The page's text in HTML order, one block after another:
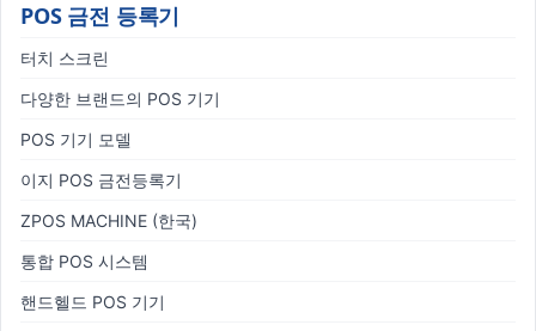
POS 금전 등록기
터치 스크린
다양한 브랜드의 POS 기기
POS 기기 모델
이지 POS 금전등록기
ZPOS MACHINE (한국)
통합 POS 시스템
핸드헬드 POS 기기